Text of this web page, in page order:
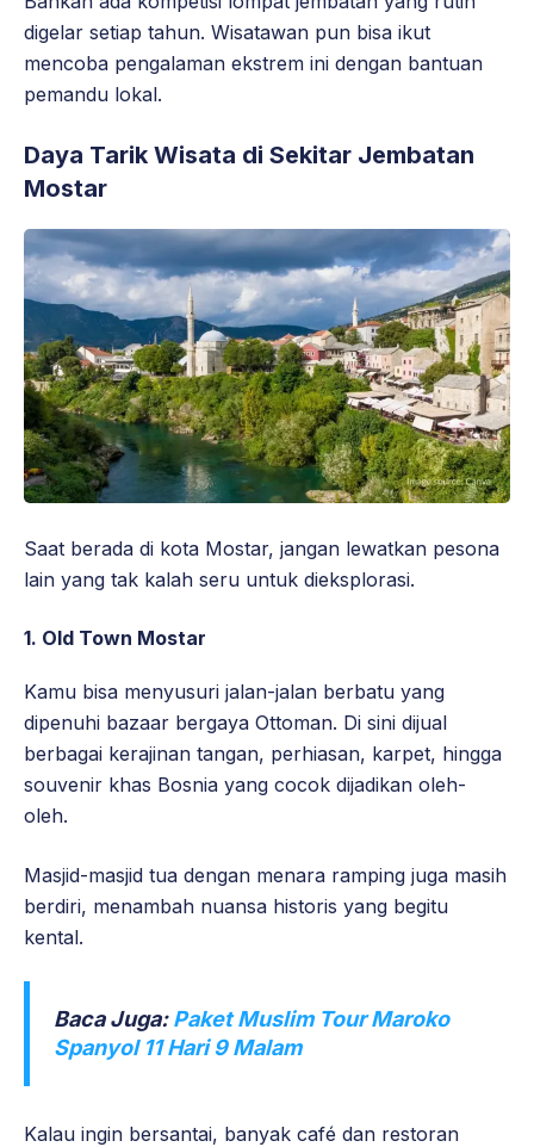
digelar setiap tahun. Wisatawan pun bisa ikut
mencoba pengalaman ekstrem ini dengan bantuan
pemandu lokal.
Daya Tarik Wisata di Sekitar Jembatan
Mostar
Saat berada di kota Mostar, jangan lewatkan pesona
lain yang tak kalah seru untuk dieksplorasi.
1. Old Town Mostar
Kamu bisa menyusuri jalan-jalan berbatu yang
dipenuhi bazaar bergaya Ottoman. Di sini dijual
berbagai kerajinan tangan, perhiasan, karpet, hingga
souvenir khas Bosnia yang cocok dijadikan oleh-
oleh.
Masjid-masjid tua dengan menara ramping juga masih
berdiri, menambah nuansa historis yang begitu
kental.
Baca Juga:Paket Muslim Tour Maroko
Spanyol 11 Hari 9 Malam
Kalau ingin bersantai, banyak café dan restoran